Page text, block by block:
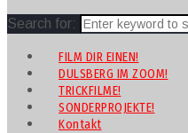
Search for:
FILM DIR EINEN!
DULSBERG IM ZOOM!
TRICKFILME!
SONDERPROJEKTE!
Kontakt